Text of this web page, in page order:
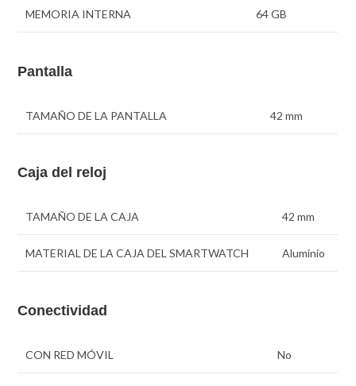
MEMORIA INTERNA 64 GB
Pantalla
TAMAÑO DE LA PANTALLA 42 mm
Caja del reloj
TAMAÑO DE LA CAJA 42 mm
MATERIAL DE LA CAJA DEL SMARTWATCH Aluminio
Conectividad
CON RED MÓVIL No